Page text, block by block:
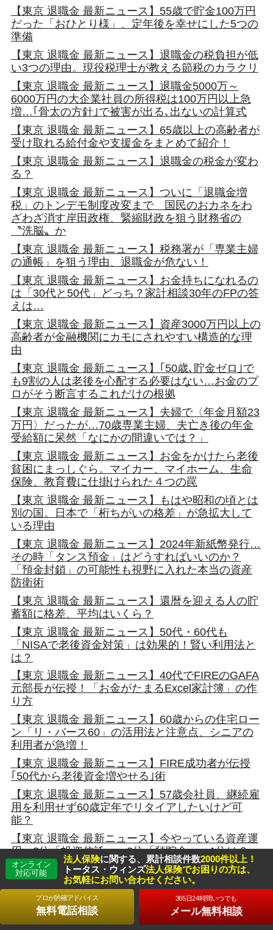
【東京 退職金 最新ニュース】55歳で貯金100万円
だった「おひとり様」、定年後を幸せにした5つの
準備
【東京 退職金 最新ニュース】退職金の税負担が低
い3つの理由。現役税理士が教える節税のカラクリ
【東京 退職金 最新ニュース】退職金5000万～
6000万円の大企業社員の所得税は100万円以上急
増…｢骨太の方針｣で被害が出る､出ないの計算式
【東京 退職金 最新ニュース】65歳以上の高齢者が
受け取れる給付金や支援金をまとめて紹介！
【東京 退職金 最新ニュース】退職金の税金が変わ
る？
【東京 退職金 最新ニュース】ついに「退職金増
税」のトンデモ制度改変まで 国民のおカネをわ
ざわざ消す岸田政権、緊縮財政を狙う財務省の
〝洗脳〟か
【東京 退職金 最新ニュース】税務署が「専業主婦
の通帳」を狙う理由、退職金が危ない！
【東京 退職金 最新ニュース】お金持ちになれるの
は「30代と50代」どっち？家計相談30年のFPの答
えは…
【東京 退職金 最新ニュース】資産3000万円以上の
高齢者が金融機関にカモにされやすい構造的な理
由
【東京 退職金 最新ニュース】｢50歳､貯金ゼロ｣で
も9割の人は老後を心配する必要はない…お金のプ
ロがそう断言するこれだけの根拠
【東京 退職金 最新ニュース】夫婦で〈年金月額23
万円〉だったが…70歳専業主婦、夫亡き後の年金
受給額に呆然「なにかの間違いでは？」
【東京 退職金 最新ニュース】お金をかけたら老後
貧困にまっしぐら。マイカー、マイホーム、生命
保険、教育費に仕掛けられた４つの罠
【東京 退職金 最新ニュース】もはや昭和の頃とは
別の国。日本で「桁ちがいの格差」が急拡大して
いる理由
【東京 退職金 最新ニュース】2024年新紙幣発行…
その時「タンス預金」はどうすればいいのか？
「預金封鎖」の可能性も視野に入れた本当の資産
防衛術
【東京 退職金 最新ニュース】還暦を迎える人の貯
蓄額に格差、平均はいくら？
【東京 退職金 最新ニュース】50代・60代も
「NISAで老後資金対策」は効果的！賢い利用法と
は？
【東京 退職金 最新ニュース】40代でFIREのGAFA
元部長が伝授！「お金がたまるExcel家計簿」の作
り方
【東京 退職金 最新ニュース】60歳からの住宅ロー
ン「リ・バース60」の活用法と注意点、シニアの
利用者が急増！
【東京 退職金 最新ニュース】FIRE成功者が伝授
｢50代から老後資金増やせる｣術
【東京 退職金 最新ニュース】57歳会社員、継続雇
用を利用せず60歳定年でリタイアしたいけど可
能？
【東京 退職金 最新ニュース】今やっている資産運
用 3位「投資信託」、2位「預貯金」、1位は？
【東京 退職金 最新ニュース】「老後資金2000万円
問題」最新データで再計算してみた、あなたに必
要な額は？
【東京 退職金 最新ニュース】退職金はいくらもら
える？企業規模別退職金の平均相場
オンライン
対応可能
法人保険に関する、累計相談件数2000件以上！
トータス・ウィンズ法人保険でお困りの方は、
お気軽にお問い合わせください。
プロが的確アドバイス
無料電話相談
365日24時間いつでも
メール無料相談